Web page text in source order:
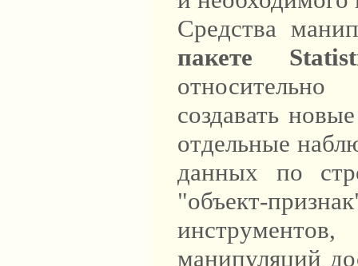
Средства
пакете
создавать
отдельные
данных по
"объект-
манипуляций